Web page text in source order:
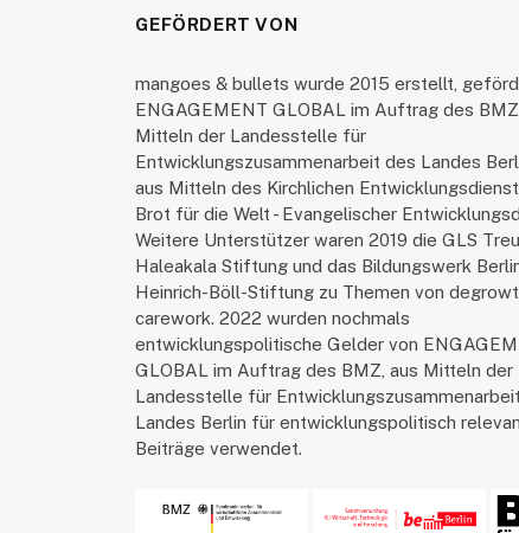
GEFÖRDERT VON
mangoes & bullets wurde 2015 erstellt,
ENGAGEMENT GLOBAL im Auftrag des
Mitteln der Landesstelle für
Entwicklungszusammenarbeit des Landes
aus Mitteln des Kirchlichen
Brot für die Welt - Evangelischer
Weitere Unterstützer waren 2019 die GLS
Haleakala Stiftung und das Bildungswerk
Heinrich-Böll-Stiftung zu Themen von
carework. 2022 wurden nochmals
entwicklungspolitische Gelder von
GLOBAL im Auftrag des BMZ, aus Mitteln der
Landesstelle für
Landes Berlin für entwicklungspolitisch
Beiträge verwendet.